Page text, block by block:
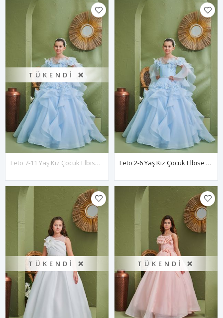
TÜKENDI ❌
Leto 7-11 Yaş Kız Çocuk Elbise 30195 Bebe Mavi Leto 2-6 Yaş Kız Çocuk Elbise 20195 Bebe Mavi
TÜKENDI ❌ TÜKENDI ❌